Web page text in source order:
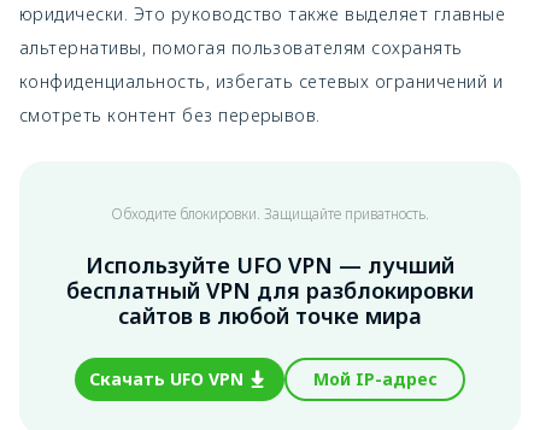
юридически. Это руководство также выделяет главные
альтернативы, помогая пользователям сохранять
конфиденциальность, избегать сетевых ограничений и
смотреть контент без перерывов.
Обходите блокировки. Защищайте приватность.
Используйте UFO VPN — лучший
бесплатный VPN для разблокировки
сайтов в любой точке мира
Скачать UFO VPN Мой IP-адрес